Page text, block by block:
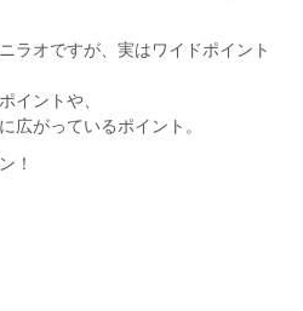
ラオですが、実はワイドポイント
イントや、
広がっているポイント。
！